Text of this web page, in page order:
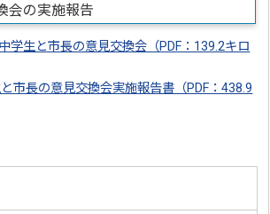
会の実施報告
学生と市長の意見交換会（PDF：139.2キロ
市長の意見交換会実施報告書（PDF：438.9